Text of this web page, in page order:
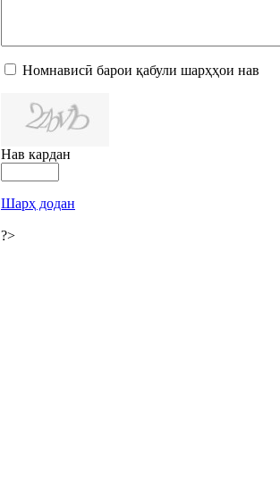
Номнависӣ барои қабули шарҳҳои нав
Нав кардан
Шарҳ додан
?>